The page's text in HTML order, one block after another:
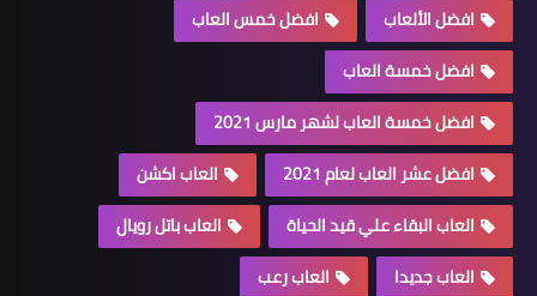
افضل الألعاب
افضل خمس العاب
افضل خمسة العاب
افضل خمسة العاب لشهر مارس 2021
افضل عشر العاب لعام 2021
العاب اكشن
العاب البقاء علي قيد الحياة
العاب باتل رويال
العاب جديدا
العاب رعب